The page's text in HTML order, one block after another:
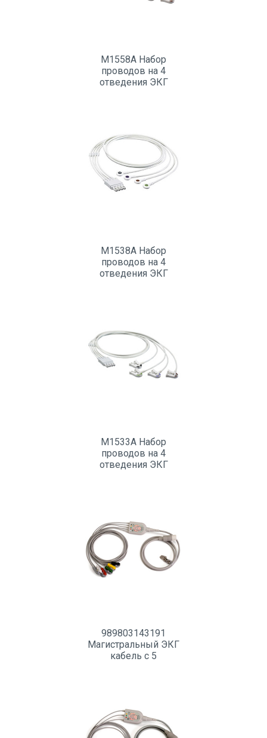
M1558A Набор
проводов на 4
отведения ЭКГ
M1538A Набор
проводов на 4
отведения ЭКГ
M1533A Набор
проводов на 4
отведения ЭКГ
989803143191
Магистральный ЭКГ
кабель c 5